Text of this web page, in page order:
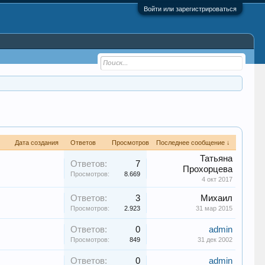
Войти или зарегистрироваться
Дата создания Ответов Просмотров Последнее сообщение ↓
Ответов: 7
Просмотров: 8.669
Татьяна
Прохорцева
4 окт 2017
Ответов: 3
Просмотров: 2.923
Михаил
31 мар 2015
Ответов: 0
Просмотров: 849
admin
31 дек 2002
Ответов: 0 admin